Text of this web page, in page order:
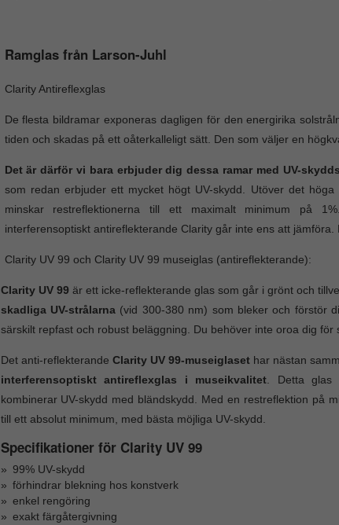
Ramglas från Larson-Juhl
Clarity Antireflexglas
De flesta bildramar exponeras dagligen för den energirika
tiden och skadas på ett oåterkalleligt sätt. Den som väljer en
Det är därför vi bara erbjuder dig dessa ramar med UV-
som redan erbjuder ett mycket högt UV-skydd. Utöver det
minskar restreflektionerna till ett maximalt minimum på
interferensoptiskt antireflekterande Clarity går inte ens att jämföra.
Clarity UV 99 och Clarity UV 99 museiglas (antireflekterande):
Clarity UV 99 är ett icke-reflekterande glas som går i grönt och
skadliga UV-strålarna (vid 300-380 nm) som bleker och förstör
särskilt repfast och robust beläggning. Du behöver inte oroa dig
Det anti-reflekterande Clarity UV 99-museiglasethar nästan
interferensoptiskt antireflexglas i museikvalitet . Detta glas
kombinerar UV-skydd med bländskydd. Med en restreflektion på
till ett absolut minimum, med bästa möjliga UV-skydd.
Specifikationer för Clarity UV 99
99% UV-skydd
förhindrar blekning hos konstverk
enkel rengöring
exakt färgåtergivning